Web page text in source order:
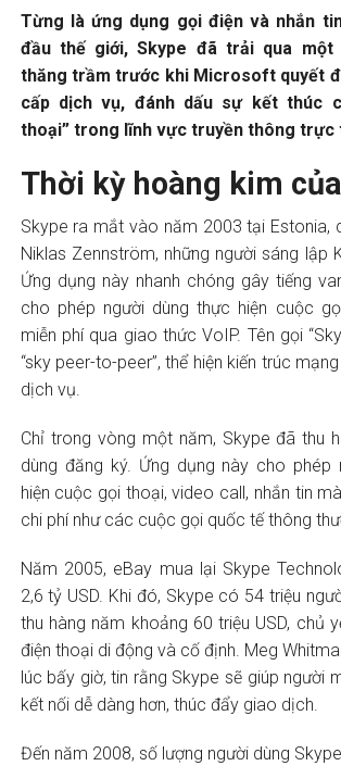
Từng là ứng dụng gọi điện và nhắn
đầu thế giới, Skype đã trải qua một
thăng trầm trước khi Microsoft quyết
cấp dịch vụ, đánh dấu sự kết thúc
thoại” trong lĩnh vực truyền thông trực
Thời kỳ hoàng kim
Skype ra mắt vào năm 2003 tại Estonia,
Niklas Zennström, những người sáng lập
Ứng dụng này nhanh chóng gây tiếng
cho phép người dùng thực hiện cuộc
miễn phí qua giao thức VoIP. Tên gọi
“sky peer-to-peer”, thể hiện kiến trúc
dịch vụ.
Chỉ trong vòng một năm, Skype đã thu
dùng đăng ký. Ứng dụng này cho phép
hiện cuộc gọi thoại, video call, nhắn tin
chi phí như các cuộc gọi quốc tế thông
Năm 2005, eBay mua lại Skype
2,6 tỷ USD. Khi đó, Skype có 54 triệu
thu hàng năm khoảng 60 triệu USD, chủ
điện thoại di động và cố định. Meg
lúc bấy giờ, tin rằng Skype sẽ giúp người
kết nối dễ dàng hơn, thúc đẩy giao dịch.
Đến năm 2008, số lượng người dùng